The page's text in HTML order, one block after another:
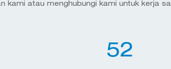
kami atau menghubungi kami untuk kerja
55